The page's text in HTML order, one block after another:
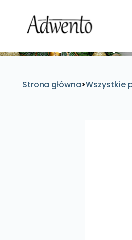
Strona główna>Wszystkie